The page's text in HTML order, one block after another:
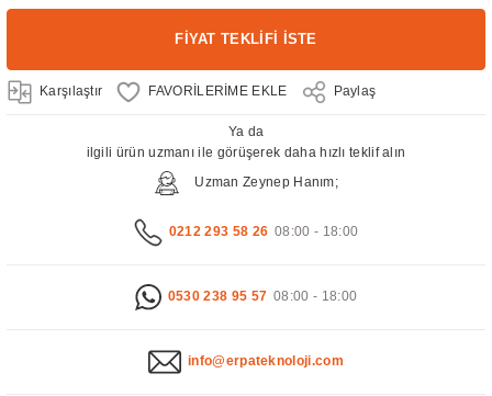
FİYAT TEKLİFİ İSTE
Karşılaştır Paylaş
Ya da
ilgili ürün uzmanı ile görüşerek daha hızlı teklif alın
Uzman Zeynep Hanım;
0212 293 58 26 08:00 - 18:00
0530 238 95 57 08:00 - 18:00
info@erpateknoloji.com